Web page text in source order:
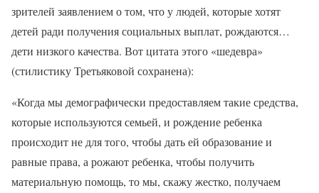
зрителей заявлением о том, что у людей, которые хотят
детей ради получения социальных выплат, рождаются…
дети низкого качества. Вот цитата этого «шедевра»
(стилистику Третьяковой сохранена):
«Когда мы демографически предоставляем такие средства,
которые используются семьей, и рождение ребенка
происходит не для того, чтобы дать ей образование и
равные права, а рожают ребенка, чтобы получить
материальную помощь, то мы, скажу жестко, получаем